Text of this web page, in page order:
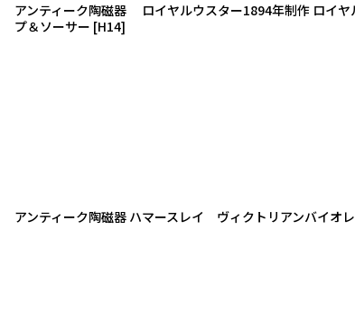
アンティーク陶磁器 ロイヤルウスター1894年制作 ロイヤ
プ＆ソーサー [H14]
アンティーク陶磁器 ハマースレイ ヴィクトリアンバイオ